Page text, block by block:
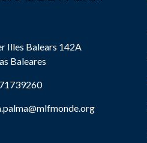
Illes Balears 142A
Baleares